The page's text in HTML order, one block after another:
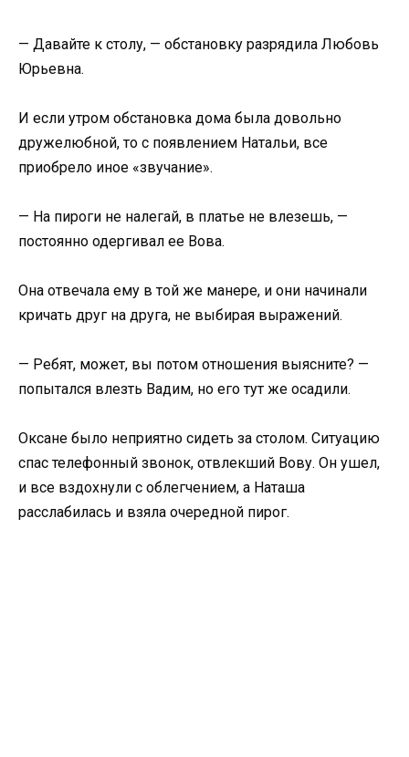
— Давайте к столу, — обстановку разрядила Любовь
Юрьевна.
И если утром обстановка дома была довольно
дружелюбной, то с появлением Натальи, все
приобрело иное «звучание».
— На пироги не налегай, в платье не влезешь, —
постоянно одергивал ее Вова.
Она отвечала ему в той же манере, и они начинали
кричать друг на друга, не выбирая выражений.
— Ребят, может, вы потом отношения выясните? —
попытался влезть Вадим, но его тут же осадили.
Оксане было неприятно сидеть за столом. Ситуацию
спас телефонный звонок, отвлекший Вову. Он ушел,
и все вздохнули с облегчением, а Наташа
расслабилась и взяла очередной пирог.